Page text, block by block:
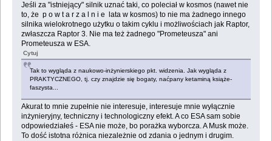
Jeśli za "istniejący" silnik uznać taki, co poleciał w kosmos (nawet nie
to, że p o w t a r z a l n i e lata w kosmos) to nie ma żadnego innego
silnika wielokrotnego użytku o takim cyklu i możliwościach jak Raptor,
zwłaszcza Raptor 3. Nie ma też żadnego "Prometeusza" ani
Prometeusza w ESA.
Cytuj
Tak to wygląda z naukowo-inżynierskiego pkt. widzenia. Jak wygląda z
PRAKTYCZNEGO, tj. czy znajdzie się bogaty, naćpany ketaminą książe-
faszysta...
Akurat to mnie zupełnie nie interesuje, interesuje mnie wyłącznie
inżynieryjny, techniczny i technologiczny efekt. A co ESA sam sobie
odpowiedziałeś - ESA nie może, bo porażka wyborcza. A Musk może.
To dość istotna różnica niezależnie od zdania o jednym i drugim.